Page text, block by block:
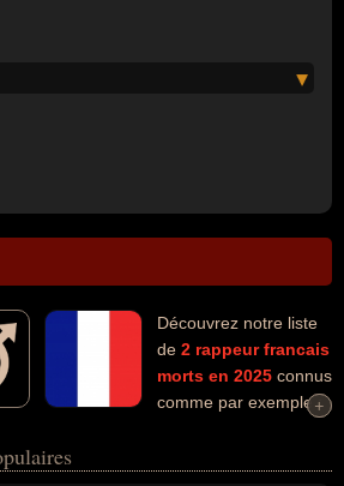
Découvrez notre liste
de 2 rappeur francais
morts en 2025 connus
comme par exemple :
dans les domaines de l'art, de la
+
+